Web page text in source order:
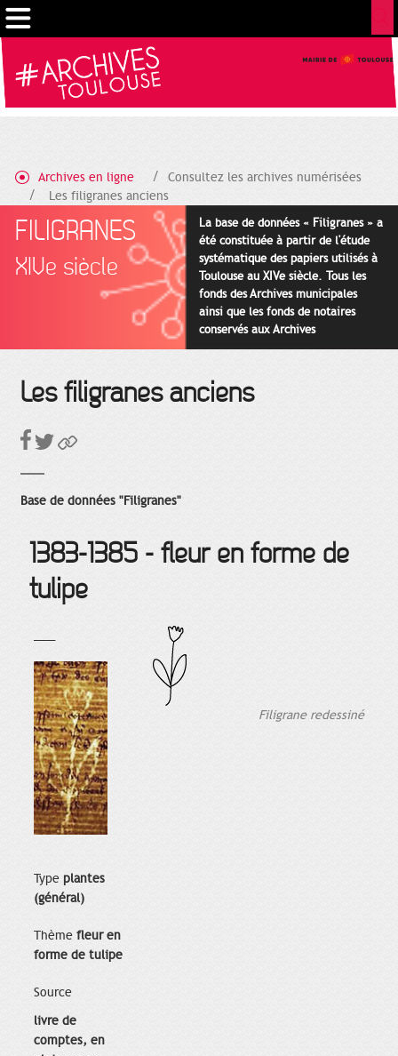
Archives en ligne
Consultez les archives numérisées
Les filigranes anciens
FILIGRANES
XIVe siècle
La base de données « Filigranes » a
été constituée à partir de l'étude
systématique des papiers utilisés à
Toulouse au XIVe siècle. Tous les
fonds des Archives municipales
ainsi que les fonds de notaires
conservés aux Archives
départementales pour cette
Les filigranes anciens
Base de données "Filigranes"
1383-1385 - fleur en forme de
tulipe
Type plantes
(général)
Thème fleur en
forme de tulipe
Source
livre de
comptes, en
Filigrane redessiné
Gestion de vos préférences sur les cookies